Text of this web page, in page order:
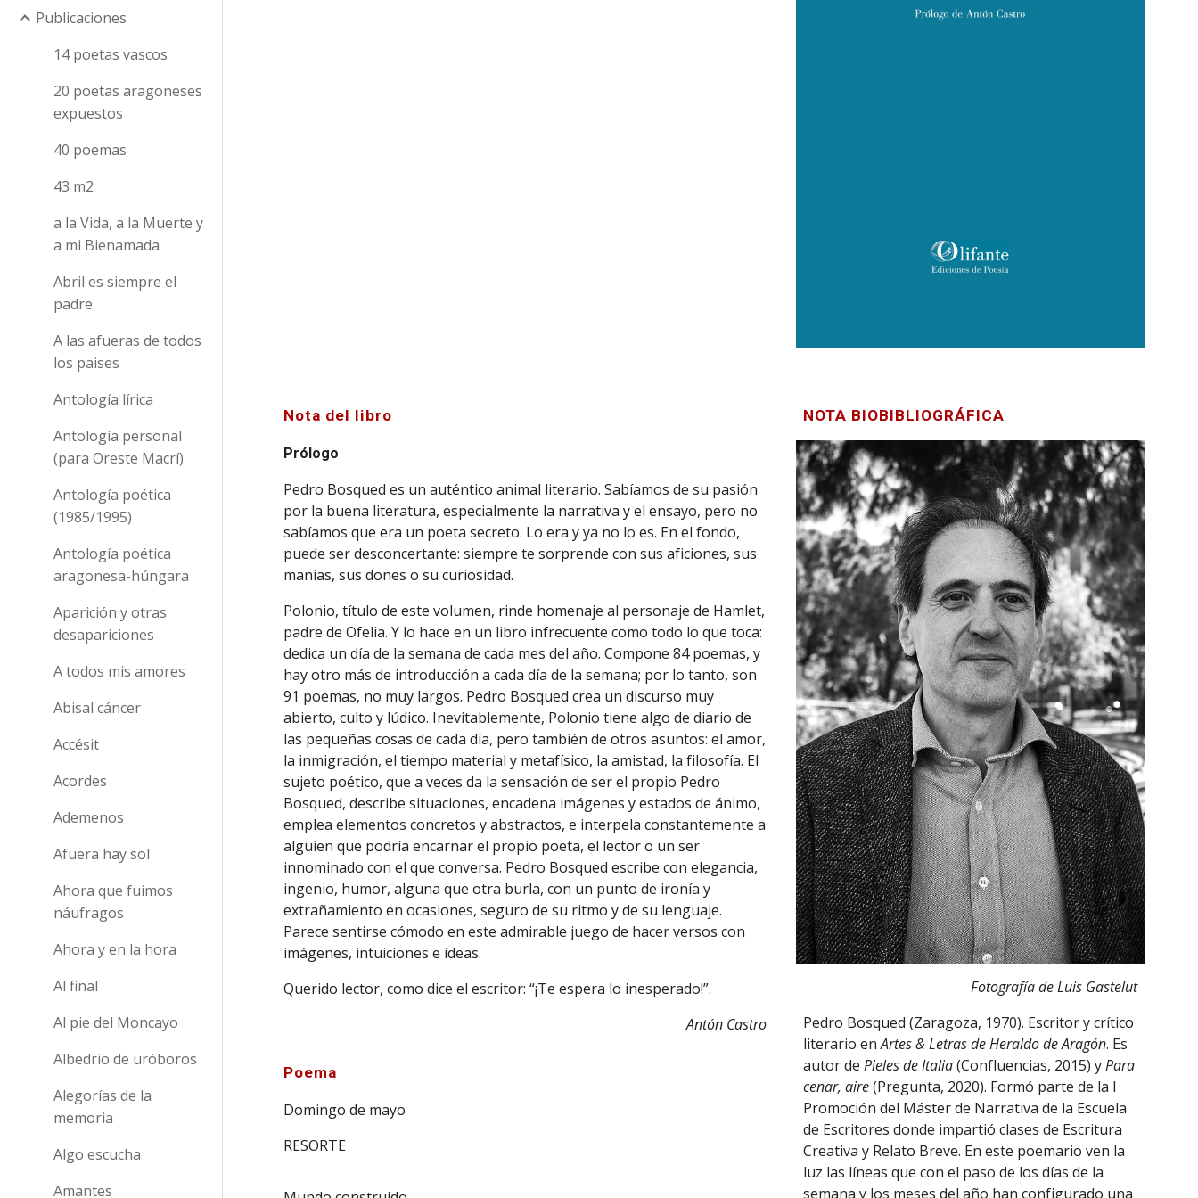
Publicaciones
14 poetas vascos
20 poetas aragoneses
expuestos
40 poemas
43 m2
a la Vida, a la Muerte y
a mi Bienamada
Abril es siempre el
padre
A las afueras de todos
los paises
Antología lírica
Antología personal
(para Oreste Macrí)
Antología poética
(1985/1995)
Antología poética
aragonesa-húngara
Aparición y otras
desapariciones
A todos mis amores
Abisal cáncer
Accésit
Acordes
Ademenos
Afuera hay sol
Ahora que fuimos
náufragos
Ahora y en la hora
Al final
Al pie del Moncayo
Albedrio de uróboros
Alegorías de la
memoria
Algo escucha
Amantes
Nota del libro
Prólogo
Pedro Bosqued es un auténtico animal literario. Sabíamos de su pasión
por la buena literatura, especialmente la narrativa y el ensayo, pero no
sabíamos que era un poeta secreto. Lo era y ya no lo es. En el fondo,
puede ser desconcertante: siempre te sorprende con sus aficiones, sus
manías, sus dones o su curiosidad.
Polonio, título de este volumen, rinde homenaje al personaje de Hamlet,
padre de Ofelia. Y lo hace en un libro infrecuente como todo lo que toca:
dedica un día de la semana de cada mes del año. Compone 84 poemas, y
hay otro más de introducción a cada día de la semana; por lo tanto, son
91 poemas, no muy largos. Pedro Bosqued crea un discurso muy
abierto, culto y lúdico. Inevitablemente, Polonio tiene algo de diario de
las pequeñas cosas de cada día, pero también de otros asuntos: el amor,
la inmigración, el tiempo material y metafísico, la amistad, la filosofía. El
sujeto poético, que a veces da la sensación de ser el propio Pedro
Bosqued, describe situaciones, encadena imágenes y estados de ánimo,
emplea elementos concretos y abstractos, e interpela constantemente a
alguien que podría encarnar el propio poeta, el lector o un ser
innominado con el que conversa. Pedro Bosqued escribe con elegancia,
ingenio, humor, alguna que otra burla, con un punto de ironía y
extrañamiento en ocasiones, seguro de su ritmo y de su lenguaje.
Parece sentirse cómodo en este admirable juego de hacer versos con
imágenes, intuiciones e ideas.
Querido lector, como dice el escritor: “¡Te espera lo inesperado!”.
Antón Castro
Poema
Domingo de mayo
RESORTE
NOTA BIOBIBLIOGRÁFICA
Fotografía de Luis Gastelut
Pedro Bosqued (Zaragoza, 1970). Escritor y crítico
literario enArtes & Letras de Heraldo de Aragón. Es
autor de Pieles de Italia(Confluencias, 2015) yPara
cenar, aire(Pregunta, 2020). Formó parte de la I
Promoción del Máster de Narrativa de la Escuela
de Escritores donde impartió clases de Escritura
Creativa y Relato Breve. En este poemario ven la
luz las líneas que con el paso de los días de la
semana y los meses del año han configurado una